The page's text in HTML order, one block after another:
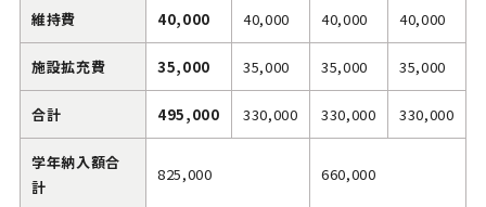
維持費 40,000 40,000 40,000 40,000
施設拡充費 35,000 35,000 35,000 35,000
合計 495,000 330,000 330,000 330,000
学年納入額合
計
825,000 660,000